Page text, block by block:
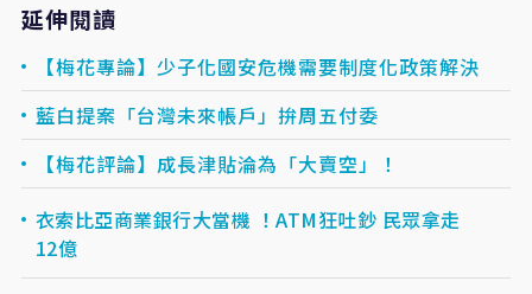
延伸閱讀
【梅花專論】少子化國安危機需要制度化政策解決
藍白提案「台灣未來帳戶」拚周五付委
【梅花評論】成長津貼淪為「大賣空」！
衣索比亞商業銀行大當機 ！ATM狂吐鈔 民眾拿走
12億